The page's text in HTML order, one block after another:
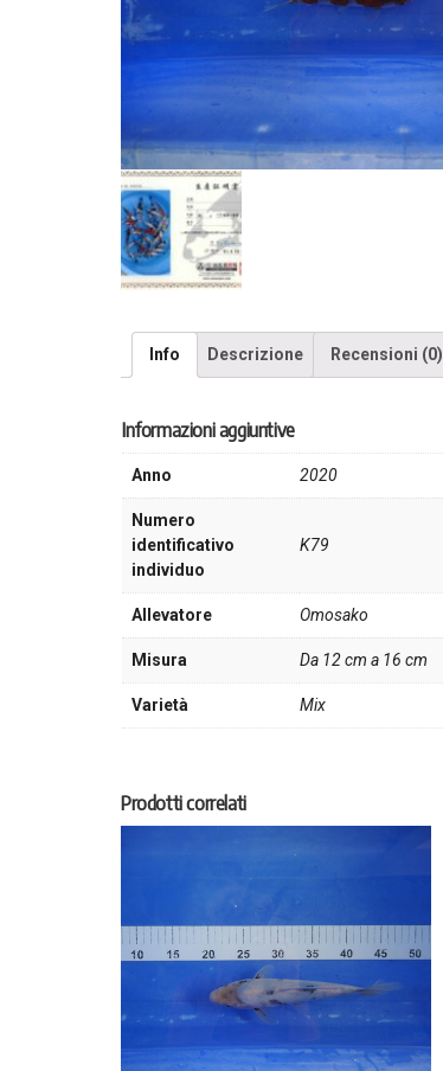
Info Descrizione Recensioni (0)
Informazioni aggiuntive
Anno 2020
Numero
identificativo
individuo
K79
Allevatore Omosako
Misura Da 12 cm a 16 cm
Varietà Mix
Prodotti correlati